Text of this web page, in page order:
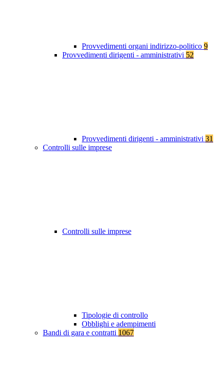
Provvedimenti organi indirizzo-politico 9
Provvedimenti dirigenti - amministrativi 52
Provvedimenti dirigenti - amministrativi 31
Controlli sulle imprese
Controlli sulle imprese
Tipologie di controllo
Obblighi e adempimenti
Bandi di gara e contratti 1067